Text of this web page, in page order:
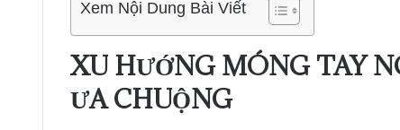
Xem Nội Dung Bài Viết
XU HƯỚNG MÓNG TAY
ƯA CHUỘNG